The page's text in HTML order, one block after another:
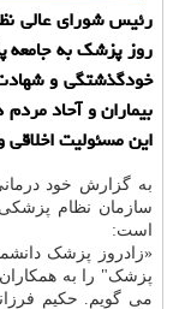
رئیس شورای عالی
روز پزشك به جامعه
خودگذشتگی و
بیماران و آحاد
این مسئولیت
به گزارش خود
سازمان نظام
است:
«زادروز پزشک
پزشک" را به
می گویم. حکیم